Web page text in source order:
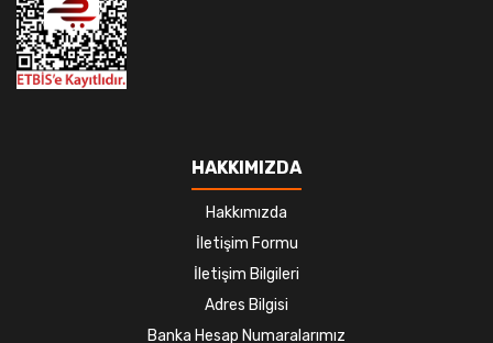
HAKKIMIZDA
Hakkımızda
İletişim Formu
İletişim Bilgileri
Adres Bilgisi
Banka Hesap Numaralarımız